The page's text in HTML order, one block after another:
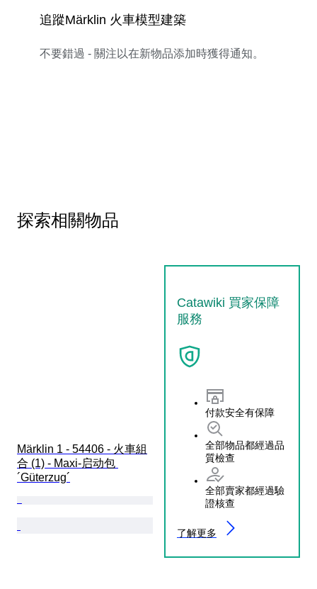
追蹤Märklin 火車模型建築
不要錯過 - 關注以在新物品添加時獲得通知。
探索相關物品
Catawiki 買家保障
服務
付款安全有保障
全部物品都經過品
質檢查
全部賣家都經過驗
證核查
了解更多
Märklin 1 - 54406 - 火車組
合 (1) - Maxi-启动包
´Güterzug´